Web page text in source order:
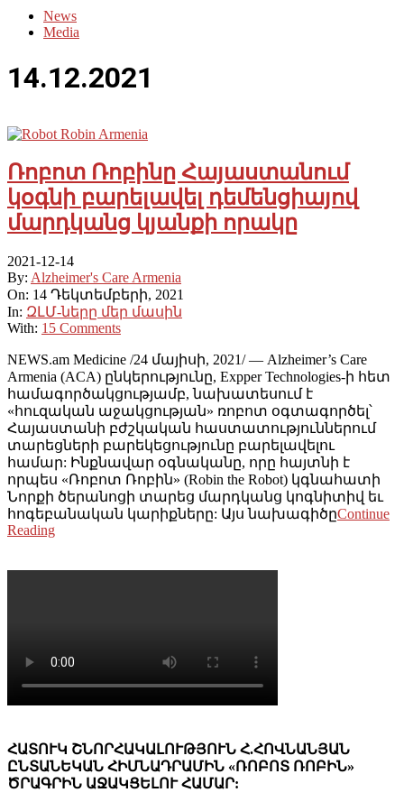
News
Media
14.12.2021
Ռոբոտ Ռոբինը Հայաստանում
կօգնի բարելավել դեմենցիայով
մարդկանց կյանքի որակը
2021-12-14
By: Alzheimer's Care Armenia
On: 14 Դեկտեմբերի, 2021
In: ԶԼՄ-ները մեր մասին
With: 15 Comments
NEWS.am Medicine /24 մայիսի, 2021/ — Alzheimer’s Care
Armenia (ACA) ընկերությունը, Expper Technologies-ի հետ
համագործակցությամբ, նախատեսում է
«հուզական աջակցության» ռոբոտ օգտագործել՝
Հայաստանի բժշկական հաստատություններում
տարեցների բարեկեցությունը բարելավելու
համար: Ինքնավար օգնականը, որը հայտնի է
որպես «Ռոբոտ Ռոբին» (Robin the Robot) կգնահատի
Նորքի ծերանոցի տարեց մարդկանց կոգնիտիվ եւ
հոգեբանական կարիքները: Այս նախագիծըContinue
Reading
ՀԱՏՈՒԿ ՇՆՈՐՀԱԿԱԼՈՒԹՅՈՒՆ Հ.ՀՈՎՆԱՆՅԱՆ
ԸՆՏԱՆԵԿԱՆ ՀԻՄՆԱԴՐԱՄԻՆ «ՌՈԲՈՏ ՌՈԲԻՆ»
ԾՐԱԳՐԻՆ ԱՋԱԿՑԵԼՈՒ ՀԱՄԱՐ: